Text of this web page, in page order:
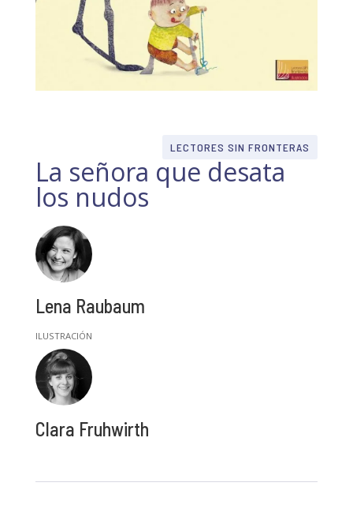
LECTORES SIN FRONTERAS
La señora que desata
los nudos
Lena Raubaum
Clara Fruhwirth